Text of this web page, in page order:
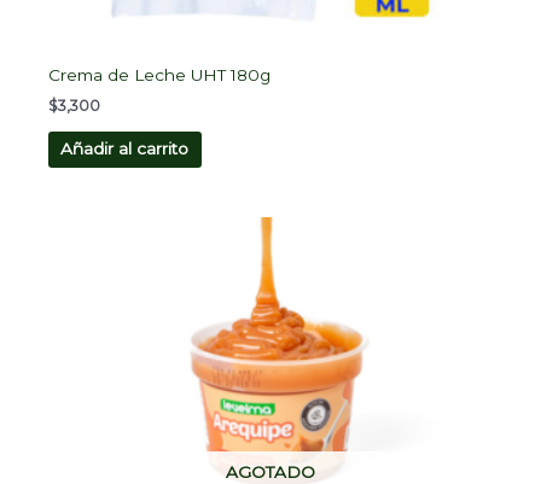
Crema de Leche UHT 180g
$3,300
Añadir al carrito
AGOTADO